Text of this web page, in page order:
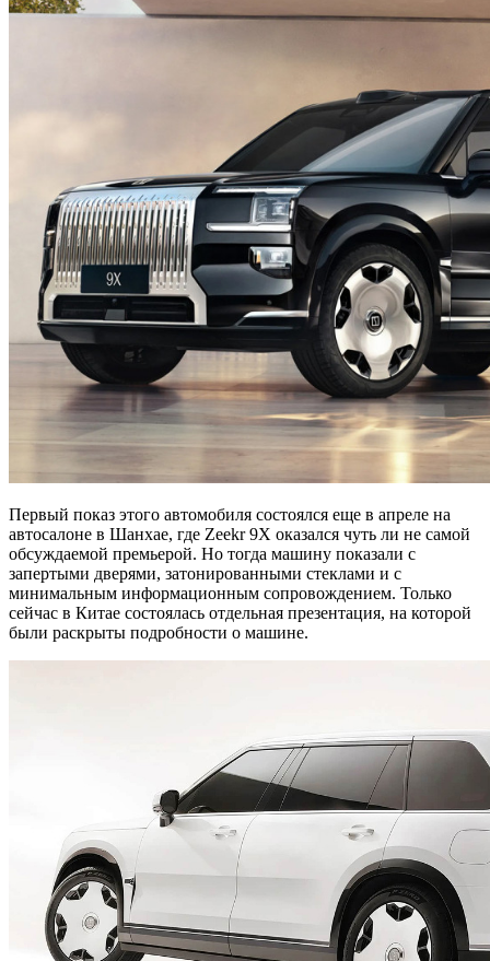
Первый показ этого автомобиля состоялся еще в апреле на
автосалоне в Шанхае, где Zeekr 9X оказался чуть ли не самой
обсуждаемой премьерой. Но тогда машину показали с
запертыми дверями, затонированными стеклами и с
минимальным информационным сопровождением. Только
сейчас в Китае состоялась отдельная презентация, на которой
были раскрыты подробности о машине.